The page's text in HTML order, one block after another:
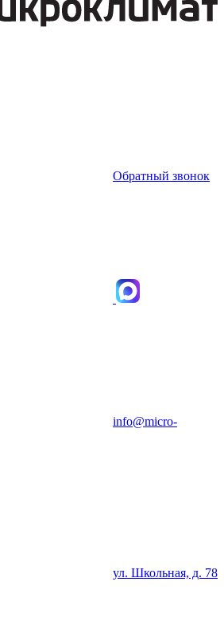
Обратный звонок
info@micro-
ул. Школьная, д. 78